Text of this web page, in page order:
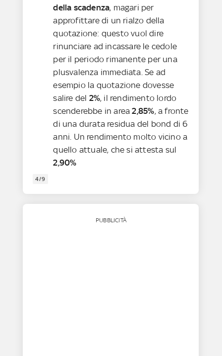
della scadenza, magari per
approfittare di un rialzo della
quotazione: questo vuol dire
rinunciare ad incassare le cedole
per il periodo rimanente per una
plusvalenza immediata. Se ad
esempio la quotazione dovesse
salire del 2%, il rendimento lordo
scenderebbe in area 2,85%, a fronte
di una durata residua del bond di 6
anni. Un rendimento molto vicino a
quello attuale, che si attesta sul
2,90%
4/9
PUBBLICITÀ